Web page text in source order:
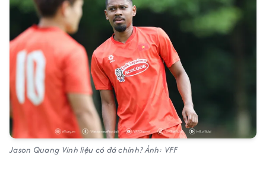
Jason Quang Vinh liệu có đá chính? Ảnh: VFF